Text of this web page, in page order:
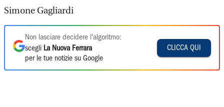
Simone Gagliardi
Non lasciare decidere l'algoritmo:
scegli La Nuova Ferrara
per le tue notizie su Google
CLICCA QUI